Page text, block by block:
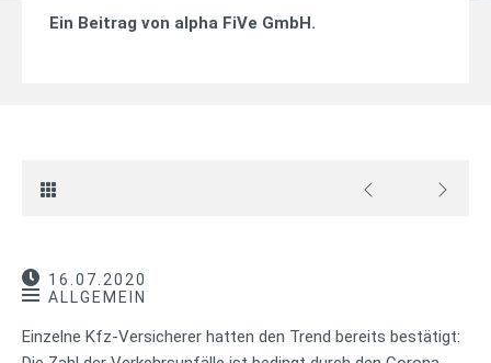
Ein Beitrag von alpha FiVe GmbH.
16.07.2020
ALLGEMEIN
Einzelne Kfz-Versicherer hatten den Trend bereits bestätigt: